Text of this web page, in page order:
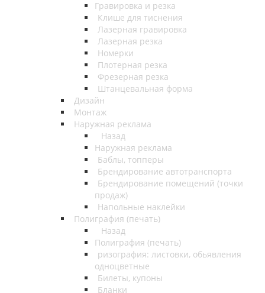
Гравировка и резка
Клише для тиснения
Лазерная гравировка
Лазерная резка
Номерки
Плотерная резка
Фрезерная резка
Штанцевальная форма
Дизайн
Монтаж
Наружная реклама
Назад
Наружная реклама
Баблы, топперы
Брендирование автотранспорта
Брендирование помещений (точки
продаж)
Напольные наклейки
Полиграфия (печать)
Назад
Полиграфия (печать)
ризография: листовки, обьявления
одноцветные
Билеты, купоны
Бланки